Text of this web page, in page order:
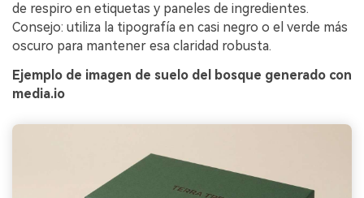
de respiro en etiquetas y paneles de ingredientes.
Consejo: utiliza la tipografía en casi negro o el verde más
oscuro para mantener esa claridad robusta.
Ejemplo de imagen de suelo del bosque generado con
media.io